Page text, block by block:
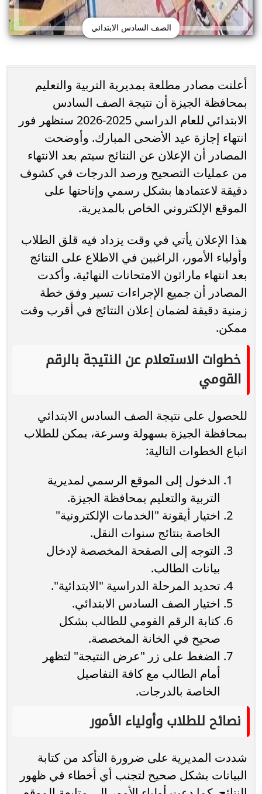
الصف السادس الابتدائي
أعلنت مصادر مطلعة بمديرية التربية والتعليم
بمحافظة الجيزة أن نتيجة الصف السادس
الابتدائي للعام الدراسي 2025-2026 ستظهر فور
انتهاء إجازة عيد الأضحى المبارك. وأوضحت
المصادر أن الإعلان عن النتائج سيتم بعد الانتهاء
من عمليات التصحيح ورصد الدرجات في كشوف
دقيقة لاعتمادها بشكل رسمي وإتاحتها على
الموقع الإلكتروني الخاص بالمديرية.
هذا الإعلان يأتي في وقت يزداد فيه قلق الطلاب
وأولياء الأمور، الراغبين في الاطلاع على النتائج
بعد انتهاء ماراثون الامتحانات النهائية. وأكدت
المصادر أن جميع الإجراءات تسير وفق خطة
زمنية دقيقة لضمان إعلان النتائج في أقرب وقت
ممكن.
خطوات الاستعلام عن النتيجة بالرقم
القومي
للحصول على نتيجة الصف السادس الابتدائي
بمحافظة الجيزة بسهولة وسرعة، يمكن للطلاب
اتباع الخطوات التالية:
الدخول إلى الموقع الرسمي لمديرية
التربية والتعليم بمحافظة الجيزة.
اختيار أيقونة "الخدمات الإلكترونية"
الخاصة بنتائج سنوات النقل.
التوجه إلى الصفحة المخصصة لإدخال
بيانات الطالب.
تحديد المرحلة الدراسية "الابتدائية".
اختيار الصف السادس الابتدائي.
كتابة الرقم القومي للطالب بشكل
صحيح في الخانة المخصصة.
الضغط على زر "عرض النتيجة" لتظهر
أمام الطالب مع كافة التفاصيل
الخاصة بالدرجات.
نصائح للطلاب وأولياء الأمور
شددت المديرية على ضرورة التأكد من كتابة
البيانات بشكل صحيح لتجنب أي أخطاء في ظهور